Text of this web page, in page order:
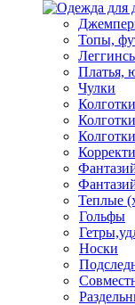
Топы,
Платья,
Чулки
Теплые
Гольфы
Носки